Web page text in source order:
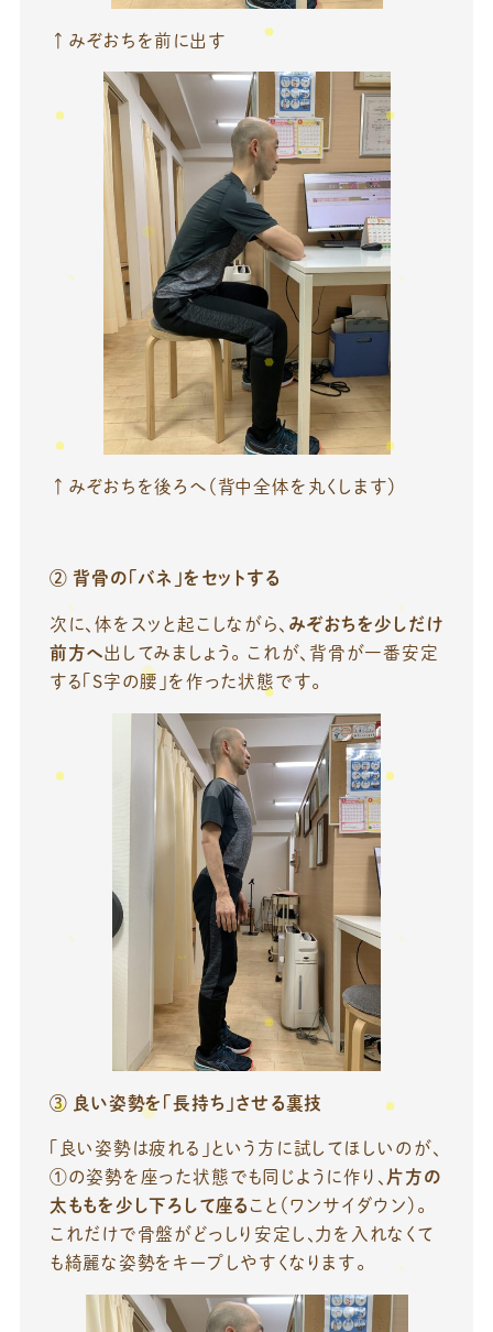
↑みぞおちを前に出す
↑みぞおちを後ろへ（背中全体を丸くします）
②背骨の「バネ」をセットする
次に、体をスッと起こしながら、 みぞおちを少しだけ
前方へ出してみましょう。 これが、背骨が一番安定
する「S字の腰」を作った状態です。
③ 良い姿勢を「長持ち」させる裏技
「良い姿勢は疲れる」という方に試してほしいのが、
①の姿勢を座った状態でも同じように作り、 片方の
太ももを少し下ろして座る こと（ワンサイダウン）。
これだけで骨盤がどっしり安定し、力を入れなくて
も綺麗な姿勢をキープしやすくなります。